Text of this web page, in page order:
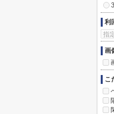
利
画
こ